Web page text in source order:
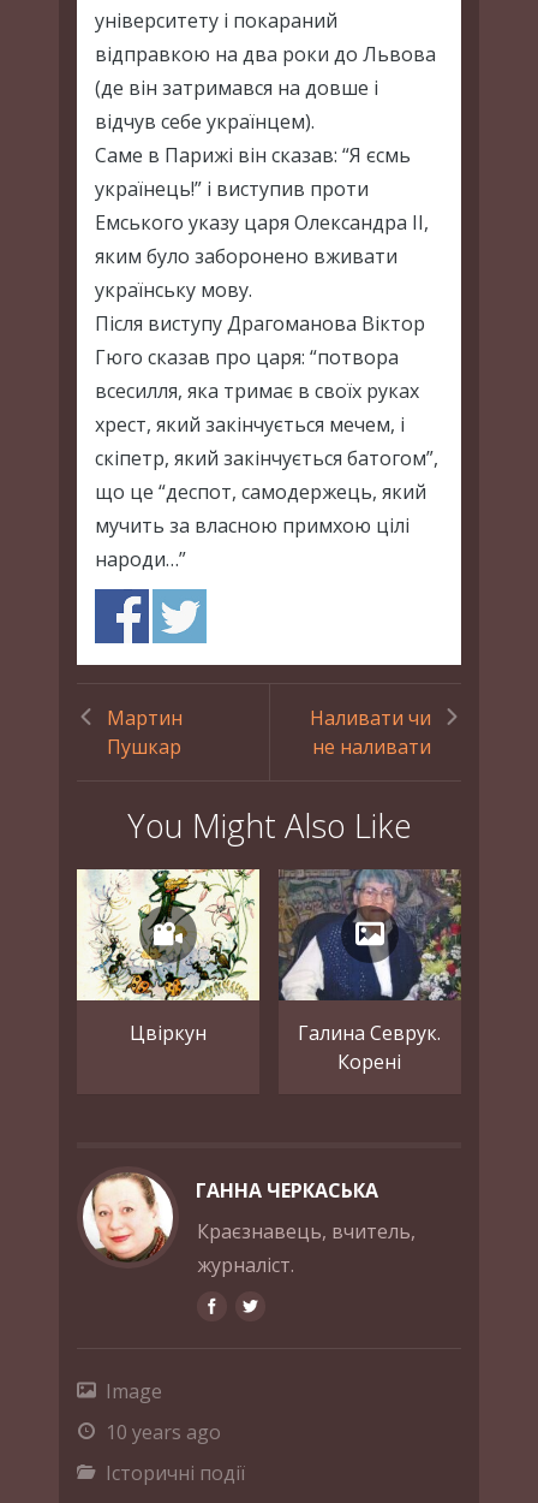
університету і покараний
відправкою на два роки до Львова
(де він затримався на довше і
відчув себе українцем).
Саме в Парижі він сказав: “Я єсмь
українець!” і виступив проти
Емського указу царя Олександра ІІ,
яким було заборонено вживати
українську мову.
Після виступу Драгоманова Віктор
Гюго сказав про царя: “потвора
всесилля, яка тримає в своїх руках
хрест, який закінчується мечем, і
скіпетр, який закінчується батогом”,
що це “деспот, самодержець, який
мучить за власною примхою цілі
народи…”
Мартин
Пушкар
Наливати чи
не наливати
You Might Also Like
Цвіркун
Галина Севрук.
Корені
ГАННА ЧЕРКАСЬКА
Краєзнавець, вчитель,
журналіст.
Image
10 years ago
Історичні події